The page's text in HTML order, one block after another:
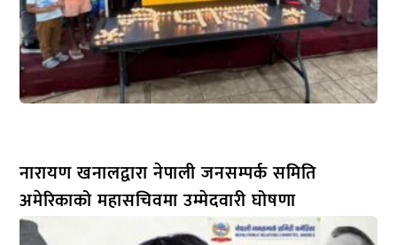
नारायण खनालद्वारा नेपाली जनसम्पर्क समिति
अमेरिकाको महासचिवमा उम्मेदवारी घोषणा